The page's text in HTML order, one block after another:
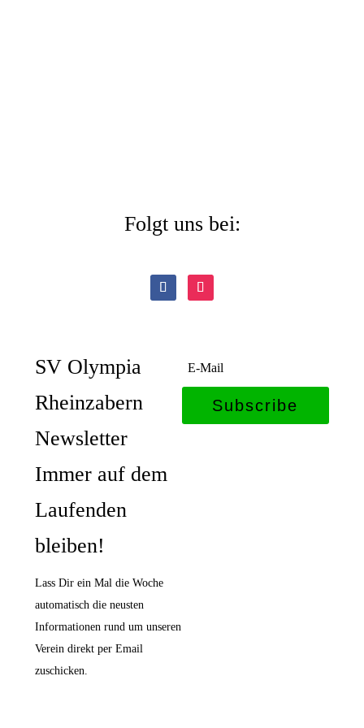
Folgt uns bei:
SV Olympia
Rheinzabern
Newsletter
Immer auf dem
Laufenden
bleiben!
Lass Dir ein Mal die Woche
automatisch die neusten
Informationen rund um unseren
Verein direkt per Email
zuschicken.
Subscribe